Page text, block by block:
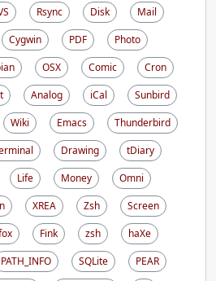
Rsync Disk
Mail
Cygwin PDF
Photo
OSX Comic
Cron
Analog iCal
Sunbird
Wiki Emacs
Thunderbird
Drawing
tDiary
Life Money
Omni
XREA Zsh
Screen
Fink zsh
haXe
PATH_INFO SQLite
PEAR